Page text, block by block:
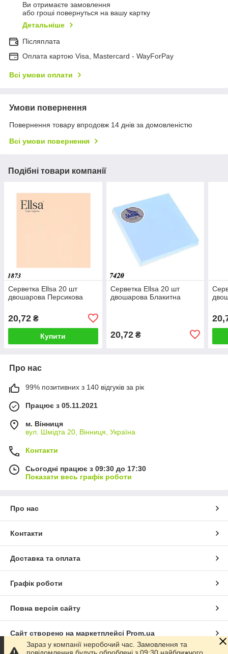
Ви отримаєте замовлення
або гроші повернуться на вашу картку
Детальніше
Післяплата
Оплата картою Visa, Mastercard - WayForPay
Всі умови оплати
Умови повернення
Повернення товару впродовж 14 днів за домовленістю
Всі умови повернення
Подібні товари компанії
Серветка Ellsa 20 шт
двошарова Персикова
20,72 ₴
Купити
Серветка Ellsa 20 шт
двошарова Блакитна
20,72₴
Про нас
99% позитивних з 140 відгуків за рік
Працює з 05.11.2021
м. Вінниця
вул. Шмідта 20, Вінниця, Україна
Контакти
Сьогодні працює з 09:30 до 17:30
Показати весь графік роботи
Про нас
Контакти
Доставка та оплата
Графік роботи
Повна версія сайту
Сайт створено на маркетплейсі Prom.ua
Зараз у компанії неробочий час. Замовлення та